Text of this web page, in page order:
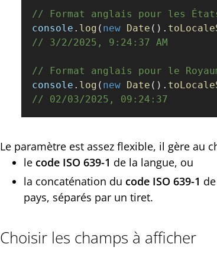
// Format anglais pour les
console . log ( new Date ().
// 3/2/2025, 9:24:37 AM
// Format anglais pour le
console . log ( new Date ().
// 02/03/2025, 09:24:37
Le paramètre est assez flexible, il gère au
le code ISO 639-1 de la langue, ou
la concaténation du code ISO 639-1
pays, séparés par un tiret.
Choisir les champs à afficher